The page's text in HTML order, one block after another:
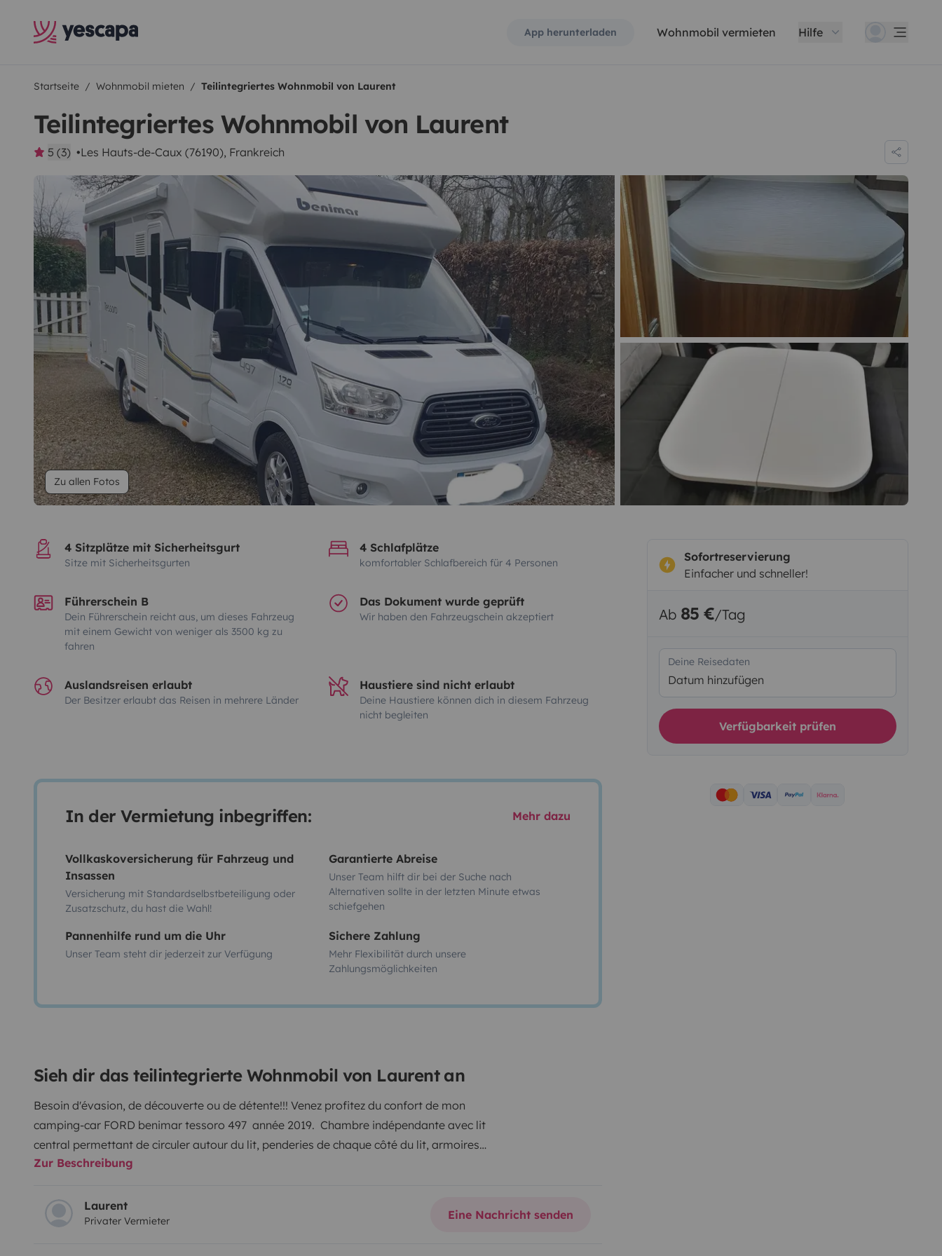
App herunterladen Wohnmobil vermieten Hilfe
Startseite Wohnmobil mieten Teilintegriertes Wohnmobil von Laurent
Teilintegriertes Wohnmobil von Laurent
5 (3) Les Hauts-de-Caux (76190), Frankreich
Zu allen Fotos
4 Sitzplätze mit Sicherheitsgurt
Sitze mit Sicherheitsgurten
4 Schlafplätze
komfortabler Schlafbereich für 4 Personen
Führerschein B
Dein Führerschein reicht aus, um dieses Fahrzeug
mit einem Gewicht von weniger als 3500 kg zu
fahren
Das Dokument wurde geprüft
Wir haben den Fahrzeugschein akzeptiert
Auslandsreisen erlaubt
Der Besitzer erlaubt das Reisen in mehrere Länder
Haustiere sind nicht erlaubt
Deine Haustiere können dich in diesem Fahrzeug
nicht begleiten
In der Vermietung inbegriffen: Mehr dazu
Vollkaskoversicherung für Fahrzeug und
Insassen
Versicherung mit Standardselbstbeteiligung oder
Zusatzschutz, du hast die Wahl!
Garantierte Abreise
Unser Team hilft dir bei der Suche nach
Alternativen sollte in der letzten Minute etwas
schiefgehen
Pannenhilfe rund um die Uhr
Unser Team steht dir jederzeit zur Verfügung
Sichere Zahlung
Mehr Flexibilität durch unsere
Zahlungsmöglichkeiten
Sieh dir das teilintegrierte Wohnmobil von Laurent an
Besoin d'évasion, de découverte ou de détente!!! Venez profitez du confort de mon
camping-car FORD benimar tessoro 497 année 2019. Chambre indépendante avec lit
central permettant de circuler autour du lit, penderies de chaque côté du lit, armoires
de rangement au-dessus du lit, TV, douche, WC avec lavabo et rangements. Cuisine
Salon façade à face et sièges cabine qui se retournent, TV. Lit pavillon de 2 personnes
qui descend au-dessus du salon (filets de protection de chaque coté pour ne pas
Zur Beschreibung
Laurent
Privater Vermieter Eine Nachricht senden
Sofortreservierung
Einfacher und schneller!
Ab 85 €/Tag
Deine Reisedaten
Datum hinzufügen
Verfügbarkeit prüfen